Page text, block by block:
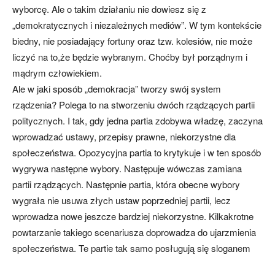
wyborcę. Ale o takim działaniu nie dowiesz się z
„demokratycznych i niezależnych mediów”. W tym kontekście
biedny, nie posiadający fortuny oraz tzw. kolesiów, nie może
liczyć na to,że będzie wybranym. Choćby był porządnym i
mądrym człowiekiem.
Ale w jaki sposób „demokracja” tworzy swój system
rządzenia? Polega to na stworzeniu dwóch rządzących partii
politycznych. I tak, gdy jedna partia zdobywa władzę, zaczyna
wprowadzać ustawy, przepisy prawne, niekorzystne dla
społeczeństwa. Opozycyjna partia to krytykuje i w ten sposób
wygrywa następne wybory. Następuje wówczas zamiana
partii rządzących. Następnie partia, która obecne wybory
wygrała nie usuwa złych ustaw poprzedniej partii, lecz
wprowadza nowe jeszcze bardziej niekorzystne. Kilkakrotne
powtarzanie takiego scenariusza doprowadza do ujarzmienia
społeczeństwa. Te partie tak samo posługują się sloganem